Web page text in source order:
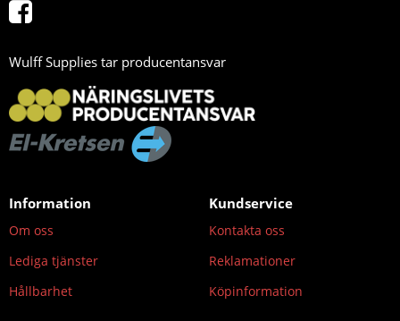
Wulff Supplies tar producentansvar
Information
Om oss
Lediga tjänster
Hållbarhet
Kundservice
Kontakta oss
Reklamationer
Köpinformation